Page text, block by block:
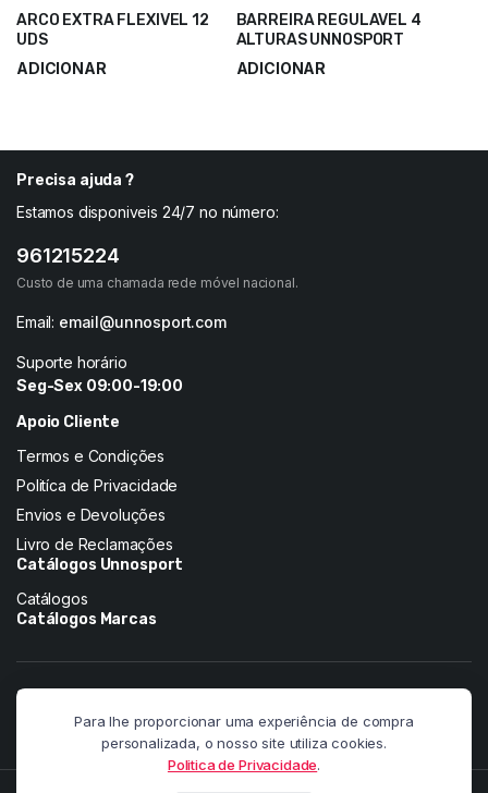
ARCO EXTRA FLEXIVEL 12
UDS
ADICIONAR
BARREIRA REGULAVEL 4
ALTURAS UNNOSPORT
ADICIONAR
Precisa ajuda ?
Estamos disponiveis 24/7 no número:
961215224
Custo de uma chamada rede móvel nacional.
Email: email@unnosport.com
Suporte horário
Seg-Sex 09:00-19:00
Apoio Cliente
Termos e Condições
Politíca de Privacidade
Envios e Devoluções
Livro de Reclamações
Catálogos Unnosport
Catálogos
Catálogos Marcas
Siga-nos nas redes:
Para lhe proporcionar uma experiência de compra
personalizada, o nosso site utiliza cookies.
Politica de Privacidade.